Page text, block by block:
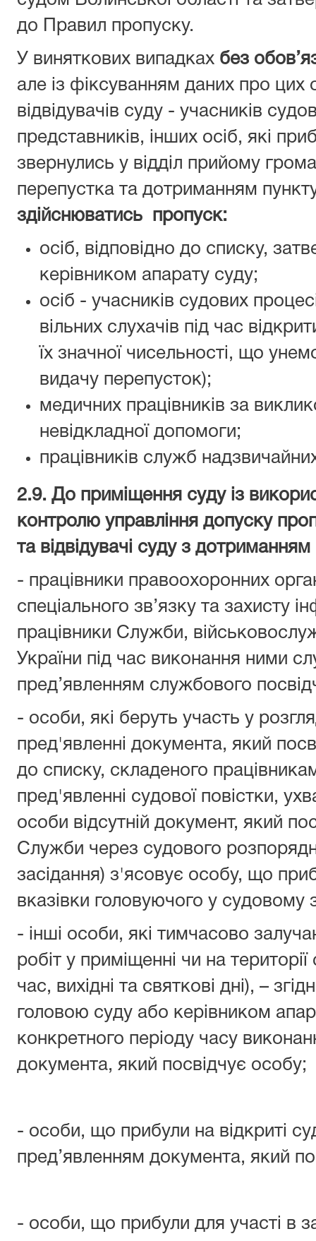
до Правил пропуску.
У виняткових випадках без
але із фіксуванням даних про цих
відвідувачів суду - учасників
представників, інших осіб, які
звернулись у відділ прийому
перепустка та дотриманням
здійснюватись пропуск:
осіб, відповідно до списку,
керівником апарату суду;
осіб - учасників судових
вільних слухачів під час
їх значної чисельності, що
видачу перепусток);
медичних працівників за
невідкладної допомоги;
працівників служб
2.9. До приміщення суду із
контролю управління допуску
та відвідувачі суду з
- працівники правоохоронних
спеціального зв’язку та захисту
працівники Служби,
України під час виконання ними
пред’явленням службового
- особи, які беруть участь у
пред'явленні документа, який
до списку, складеного
пред'явленні судової повістки,
особи відсутній документ, який
Служби через судового
засідання) з'ясовує особу, що
вказівки головуючого у судовому
- інші особи, які тимчасово
робіт у приміщенні чи на
час, вихідні та святкові дні), –
головою суду або керівником
конкретного періоду часу
документа, який посвідчує особу;
- особи, що прибули на відкриті
пред’явленням документа, який
- особи, що прибули для участі в